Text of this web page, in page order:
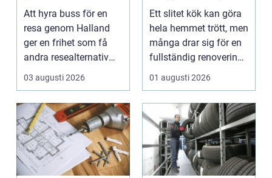
trygg och smidig
resa
Att hyra buss för en
resa genom Halland
ger en frihet som få
andra resealternativ
erbjuder. Gruppen ...
03 augusti 2026
Ett slitet kök kan göra
hela hemmet trött, men
många drar sig för en
fullständig renovering.
01 augusti 2026